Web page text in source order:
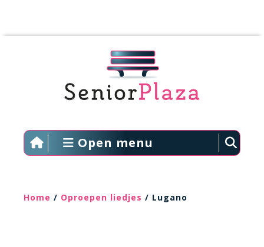
Open menu
Home / Oproepen liedjes / Lugano